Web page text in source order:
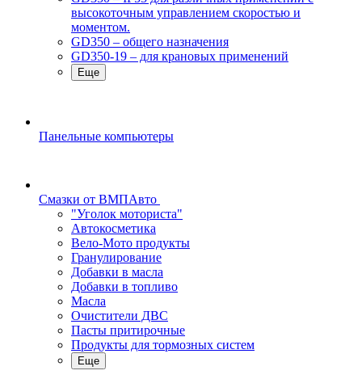
высокоточным управлением скоростью и
моментом.
GD350 – общего назначения
GD350-19 – для крановых применений
Еще
Панельные компьютеры
Смазки от ВМПАвто
"Уголок моториста"
Автокосметика
Вело-Мото продукты
Гранулирование
Добавки в масла
Добавки в топливо
Масла
Очистители ДВС
Пасты притирочные
Продукты для тормозных систем
Еще